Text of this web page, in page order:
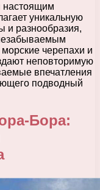
настоящим
уникальную
и разнообразия,
черепахи и
неповторимую
впечатления
подводный
Бора: